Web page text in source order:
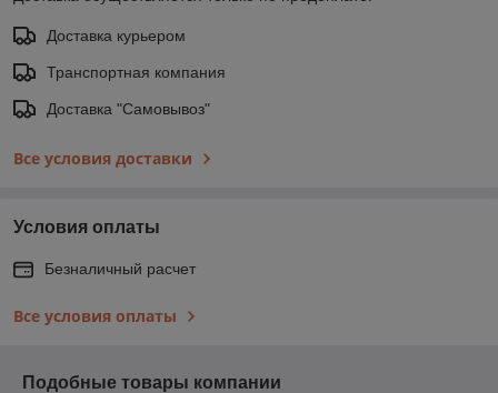
Доставка курьером
Транспортная компания
Доставка "Самовывоз"
Все условия доставки
Условия оплаты
Безналичный расчет
Все условия оплаты
Подобные товары компании